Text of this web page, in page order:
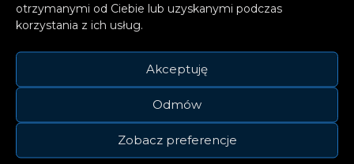
otrzymanymi od Ciebie lub uzyskanymi podczas
korzystania z ich usług.
Akceptuję
Odmów
Zobacz preferencje
Kim jestem?